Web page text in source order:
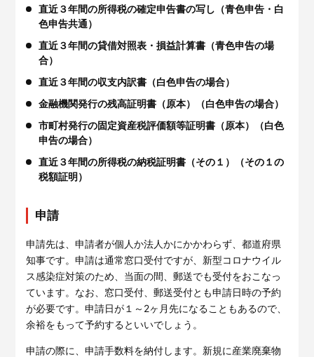
直近３年間の所得税の確定申告書の写し（青色申告・白
色申告共通）
直近３年間の貸借対照表・損益計算書（青色申告の場
合）
直近３年間の収支内訳書（白色申告の場合）
金融機関発行の残高証明書（原本）（白色申告の場合）
市町村発行の固定資産税評価額等証明書（原本）（白色
申告の場合）
直近３年間の所得税の納税証明書（その１）（その１の
税額証明）
申請
申請先は、申請者が個人か法人かにかかわらず、都道府県
知事です。申請は通常窓口受付ですが、新型コロナウイル
ス感染症対策のため、当面の間、郵送でも受付をおこなっ
ています。なお、窓口受付、郵送受付とも申請日時の予約
が必要です。申請日が１～2ヶ月先になることもあるので、
余裕をもって予約するといいでしょう。
申請の際に、申請手数料を納付します。新規に産業廃棄物